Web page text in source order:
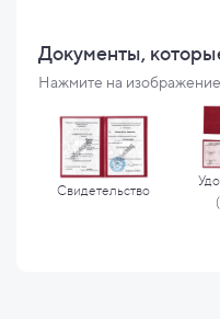
Документы,
Нажмите на
Свидетельство